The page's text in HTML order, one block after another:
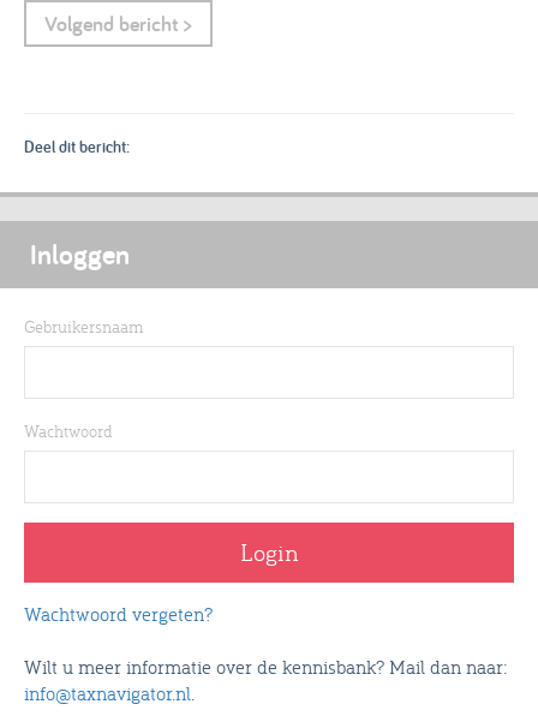
Volgend bericht >
Deel dit bericht:
Inloggen
Gebruikersnaam
Wachtwoord
Wachtwoord vergeten?
Wilt u meer informatie over de kennisbank? Mail dan naar:
info@taxnavigator.nl